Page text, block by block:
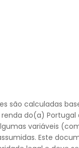
são calculadas
do(a) Portugal
variáveis
Este